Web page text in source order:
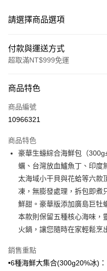
請選擇商品選項
付款與運送方式
超取滿NT$999免運
信用卡一次付款
信用卡分期付款
合作金庫商業銀行
華南商業銀行
上海商業儲蓄銀行
國泰世華商業銀行
臺灣中小企業銀行
匯豐（台灣）商業銀行
聯邦商業銀行
元大商業銀行
玉山商業銀行
台灣樂天信用卡公司
6 期 0 利率 每期
華南商業銀行
上海商業儲蓄銀行
國泰世華商業銀行
臺灣中小企業銀行
匯豐（台灣）商業銀行
聯邦商業銀行
元大商業銀行
玉山商業銀行
台灣樂天信用卡公司
LINE Pay
Apple Pay
悠遊付
Google Pay
商品特色
商品編號
10966321
商品特色
豪華生蠔綜合海鮮包（
蠣、台灣放血鱸魚丁、印度
太海域小干貝與花蛤等六款
凍，無膨發處理，拆包即煮
鮮甜。豪華版添加廣島巨牡
本款則保留五種核心海味，
火鍋，讓您隨時在家輕鬆烹
銷售重點
•6種海鮮大集合(300g20%冰)